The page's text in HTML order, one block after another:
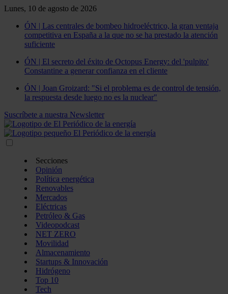
Lunes, 10 de agosto de 2026
ÓN | Las centrales de bombeo hidroeléctrico, la gran ventaja
competitiva en España a la que no se ha prestado la atención
suficiente
ÓN | El secreto del éxito de Octopus Energy: del 'pulpito'
Constantine a generar confianza en el cliente
ÓN | Joan Groizard: "Si el problema es de control de tensión,
la respuesta desde luego no es la nuclear"
Suscríbete a nuestra Newsletter
Secciones
Opinión
Política energética
Renovables
Mercados
Eléctricas
Petróleo & Gas
Videopodcast
NET ZERO
Movilidad
Almacenamiento
Startups & Innovación
Hidrógeno
Top 10
Tech